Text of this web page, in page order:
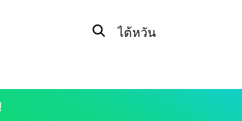
OpenChats
or
search
area